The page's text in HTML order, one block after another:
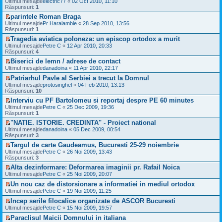
i
t
i
t
n
e
c
i
t
i
e
s
a
j
n
e
c
i
t
i
t
u
l
m
e
s
a
n
e
c
i
t
i
t
l
t
i
m
u
l
m
e
s
a
j
n
e
c
i
t
i
t
e
z
i
u
l
t
m
u
l
m
e
s
a
j
n
e
c
i
t
t
Răspunsuri: 1
V
e
z
u
l
t
i
m
u
l
m
e
s
a
j
n
e
c
i
t
t
parintele Roman Braga
Ultimul mesajdePr Haralambie « 28 Sep 2010, 13:56
Răspunsuri: 1
V
e
z
u
l
t
i
m
u
l
m
e
s
a
j
n
e
c
i
t
i
t
Tragedia aviatica poloneza: un episcop ortodox a murit
Ultimul mesajdePetre C « 12 Apr 2010, 20:33
Răspunsuri: 4
V
e
z
i
u
l
t
i
m
u
m
e
s
a
j
n
e
c
i
t
i
t
Biserici de lemn / adrese de contact
Ultimul mesajdedanadoina « 11 Apr 2010, 22:17
V
e
z
u
l
t
m
u
l
m
e
s
a
j
n
e
c
i
t
i
t
Patriarhul Pavle al Serbiei a trecut la Domnul
Ultimul mesajdeprotosinghel « 04 Feb 2010, 13:13
Răspunsuri: 10
V
e
z
i
u
l
t
m
u
m
e
s
a
j
n
e
c
Interviu cu PF Bartolomeu si reportaj despre PE 60 minutes
Ultimul mesajdePetre C « 25 Dec 2009, 19:36
Răspunsuri: 1
V
e
z
u
l
t
i
m
u
l
m
e
s
a
j
"NATIE. ISTORIE. CREDINTA" - Proiect national
Ultimul mesajdedanadoina « 05 Dec 2009, 00:54
Răspunsuri: 3
V
e
z
i
u
l
t
i
m
u
l
m
Targul de carte Gaudeamus, Bucuresti 25-29 noiembrie
Ultimul mesajdePetre C « 26 Noi 2009, 13:43
Răspunsuri: 3
V
e
z
i
u
l
t
i
m
Alta dezinformare: Deformarea imaginii pr. Rafail Noica
Ultimul mesajdePetre C « 25 Noi 2009, 20:07
V
e
z
i
u
l
Un nou caz de distorsionare a informatiei in mediul ortodox
Ultimul mesajdePetre C « 19 Noi 2009, 11:25
V
e
z
Incep serile filocalice organizate de ASCOR Bucuresti
Ultimul mesajdePetre C « 15 Noi 2009, 19:57
Paraclisul Maicii Domnului in italiana